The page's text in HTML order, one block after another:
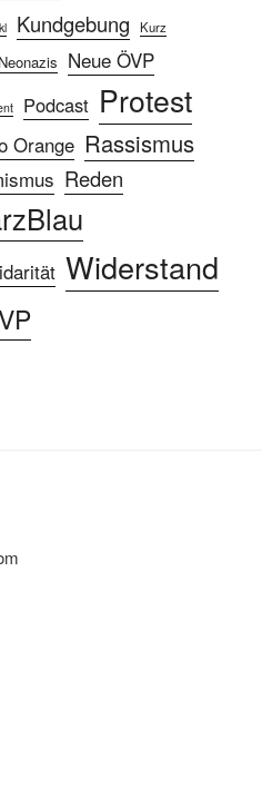
Kundgebung Kurz
Neonazis Neue ÖVP
Podcast Protest
Orange Rassismus
Reden
Widerstand